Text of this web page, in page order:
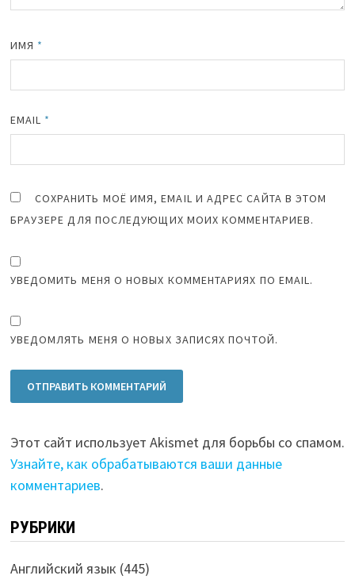
ИМЯ *
EMAIL *
СОХРАНИТЬ МОЁ ИМЯ, EMAIL И АДРЕС САЙТА В ЭТОМ
БРАУЗЕРЕ ДЛЯ ПОСЛЕДУЮЩИХ МОИХ КОММЕНТАРИЕВ.
УВЕДОМИТЬ МЕНЯ О НОВЫХ КОММЕНТАРИЯХ ПО EMAIL.
УВЕДОМЛЯТЬ МЕНЯ О НОВЫХ ЗАПИСЯХ ПОЧТОЙ.
Этот сайт использует Akismet для борьбы со спамом.
Узнайте, как обрабатываются ваши данные
комментариев.
РУБРИКИ
Английский язык (445)